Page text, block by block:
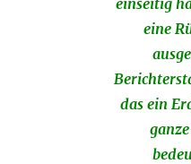
einseitig
eine
das ein